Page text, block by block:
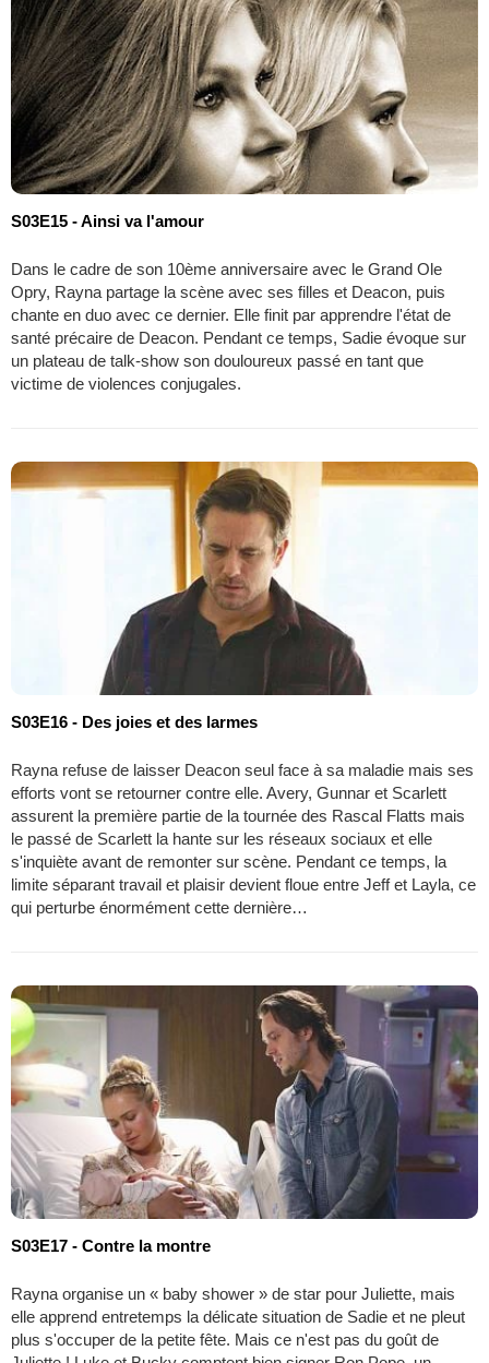
S03E15 - Ainsi va l'amour
Dans le cadre de son 10ème anniversaire avec le Grand Ole
Opry, Rayna partage la scène avec ses filles et Deacon, puis
chante en duo avec ce dernier. Elle finit par apprendre l'état de
santé précaire de Deacon. Pendant ce temps, Sadie évoque sur
un plateau de talk-show son douloureux passé en tant que
victime de violences conjugales.
S03E16 - Des joies et des larmes
Rayna refuse de laisser Deacon seul face à sa maladie mais ses
efforts vont se retourner contre elle. Avery, Gunnar et Scarlett
assurent la première partie de la tournée des Rascal Flatts mais
le passé de Scarlett la hante sur les réseaux sociaux et elle
s'inquiète avant de remonter sur scène. Pendant ce temps, la
limite séparant travail et plaisir devient floue entre Jeff et Layla, ce
qui perturbe énormément cette dernière…
S03E17 - Contre la montre
Rayna organise un « baby shower » de star pour Juliette, mais
elle apprend entretemps la délicate situation de Sadie et ne pleut
plus s'occuper de la petite fête. Mais ce n'est pas du goût de